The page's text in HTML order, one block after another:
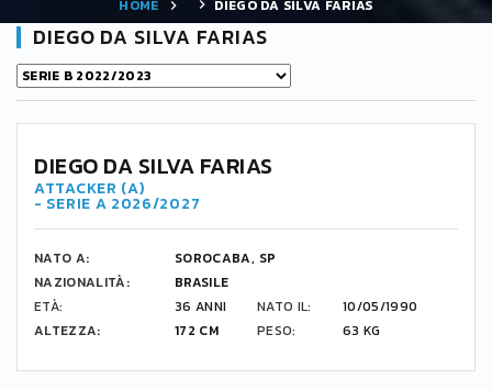
HOME DIEGO DA SILVA FARIAS
DIEGO DA SILVA FARIAS
DIEGO DA SILVA FARIAS
ATTACKER (A)
- SERIE A 2026/2027
NATO A:
SOROCABA, SP
NAZIONALITÀ:
BRASILE
ETÀ:
36 ANNI NATO IL:
10/05/1990
ALTEZZA:
172 CM PESO: 63 KG